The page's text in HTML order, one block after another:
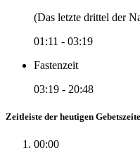
(Das letzte drittel der
01:11 - 03:19
Fastenzeit
03:19 - 20:48
Zeitleiste der heutigen
00:00